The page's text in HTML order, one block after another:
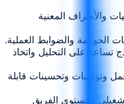
والأطراف المعنية
الحوكمة والضوابط العملية.
تساعد على التحليل واتخاذ
وتوصيات وتحسينات قابلة
ومستوى الفريق